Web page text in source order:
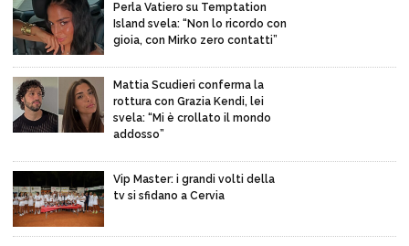
Perla Vatiero su Temptation
Island svela: “Non lo ricordo con
gioia, con Mirko zero contatti”
Mattia Scudieri conferma la
rottura con Grazia Kendi, lei
svela: “Mi è crollato il mondo
addosso”
Vip Master: i grandi volti della
tv si sfidano a Cervia